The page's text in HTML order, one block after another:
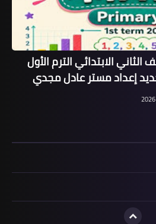
الابتدائي الترم الأول